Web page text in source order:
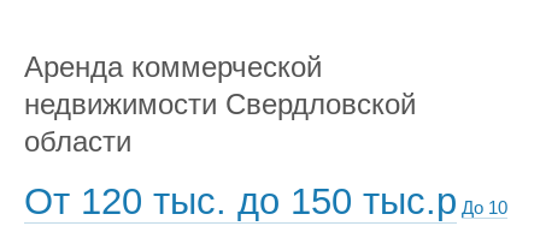
Аренда коммерческой
недвижимости Свердловской
области
От 120 тыс. до 150 тыс.р До 10